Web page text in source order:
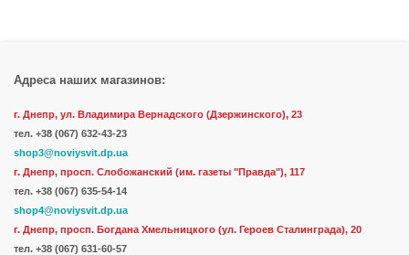
Адреса наших магазинов:
г. Днепр, ул. Владимира Вернадского (Дзержинского), 23
тел. +38 (067) 632-43-23
shop3@noviysvit.dp.ua
г. Днепр, просп. Слобожанский (им. газеты "Правда"), 117
тел. +38 (067) 635-54-14
shop4@noviysvit.dp.ua
г. Днепр, просп. Богдана Хмельницкого (ул. Героев Сталинграда), 20
тел. +38 (067) 631-60-57